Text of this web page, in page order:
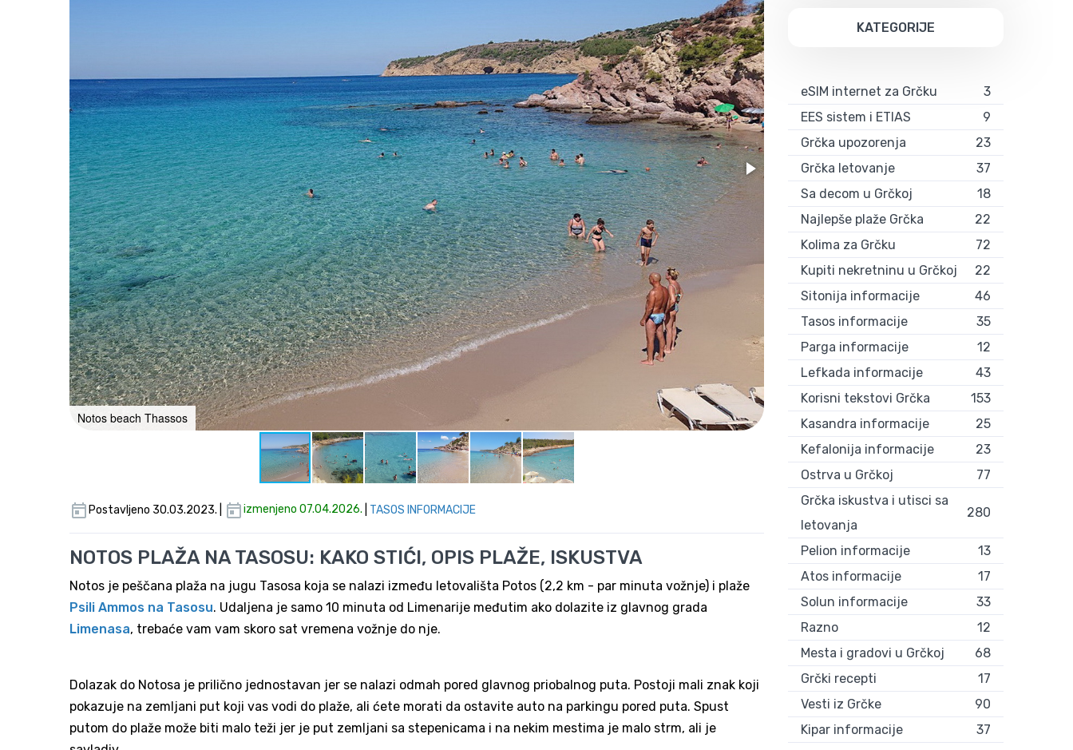
Notos beach Thassos Notos beach Thassos
Postavljeno 30.03.2023. | izmenjeno 07.04.2026. TASOS INFORMACIJE
NOTOS PLAŽA NA TASOSU: KAKO STIĆI, OPIS PLAŽE, ISKUSTVA
Notos je peščana plaža na jugu Tasosa koja se nalazi između letovališta Potos (2,2 km - par minuta vožnje) i plaže
Psili Ammos na Tasosu. Udaljena je samo 10 minuta od Limenarije međutim ako dolazite iz glavnog grada
Limenasa, trebaće vam vam skoro sat vremena vožnje do nje.
Dolazak do Notosa je prilično jednostavan jer se nalazi odmah pored glavnog priobalnog puta. Postoji mali znak koji
pokazuje na zemljani put koji vas vodi do plaže, ali ćete morati da ostavite auto na parkingu pored puta. Spust
putom do plaže može biti malo teži jer je put zemljani sa stepenicama i na nekim mestima je malo strm, ali je
KATEGORIJE
eSIM internet za Grčku
3
EES sistem i ETIAS
9
Grčka upozorenja
23
Grčka letovanje
37
Sa decom u Grčkoj
18
Najlepše plaže Grčka
22
Kolima za Grčku
72
Kupiti nekretninu u Grčkoj
22
Sitonija informacije
46
Tasos informacije
35
Parga informacije
12
Lefkada informacije
43
Korisni tekstovi Grčka
153
Kasandra informacije
25
Kefalonija informacije
23
Ostrva u Grčkoj
77
Grčka iskustva i utisci sa
letovanja
280
Pelion informacije
13
Atos informacije
17
Solun informacije
33
Razno
12
Mesta i gradovi u Grčkoj
68
Grčki recepti
17
Vesti iz Grčke
90
Kipar informacije
37